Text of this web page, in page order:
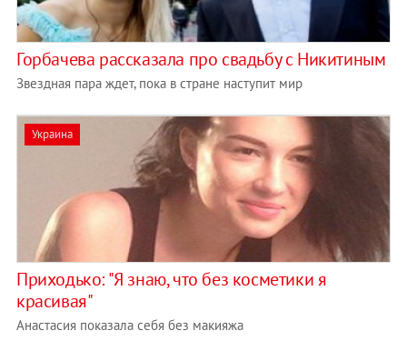
Горбачева рассказала про свадьбу с Никитиным
Звездная пара ждет, пока в стране наступит мир
Украина
Приходько: "Я знаю, что без косметики я
красивая"
Анастасия показала себя без макияжа